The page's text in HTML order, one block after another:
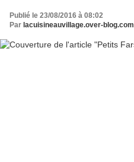
Publié le 23/08/2016 à 08:02
Par lacuisineauvillage.over-blog.com